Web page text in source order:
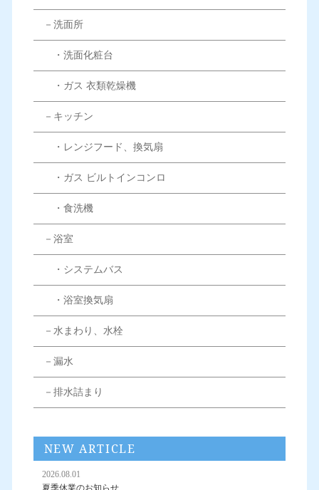
－洗面所
・洗面化粧台
・ガス 衣類乾燥機
－キッチン
・レンジフード、換気扇
・ガス ビルトインコンロ
・食洗機
－浴室
・システムバス
・浴室換気扇
－水まわり、水栓
－漏水
－排水詰まり
NEW ARTICLE
2026.08.01
夏季休業のお知らせ